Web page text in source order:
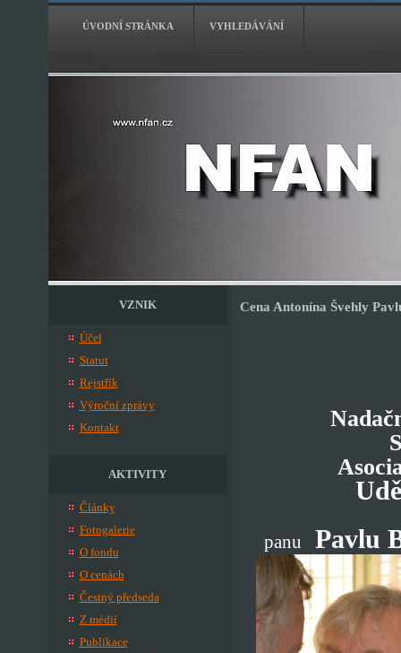
ÚVODNÍ STRÁNKA VYHLEDÁVÁNÍ
VZNIK
Účel
Statut
Rejstřík
Výroční zprávy
Kontakt
AKTIVITY
Články
Fotogalerie
O fondu
O cenách
Čestný předseda
Z médií
Publikace
Cena Antonína Švehly
panu Pavlu